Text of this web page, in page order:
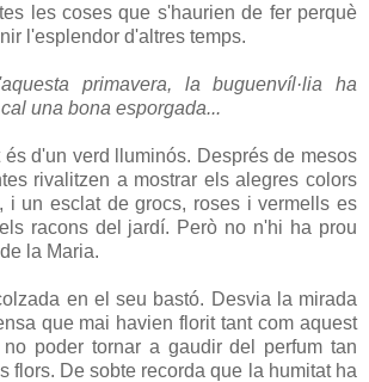
les coses que s'haurien de fer perquè
l'esplendor d'altres temps.
primavera, la buguenvíl·lia ha
una bona esporgada...
d'un verd lluminós. Després de mesos
rivalitzen a mostrar els alegres colors
i un esclat de grocs, roses i vermells es
racons del jardí. Però no n'hi ha prou
la Maria.
en el seu bastó. Desvia la mirada
que mai havien florit tant com aquest
poder tornar a gaudir del perfum tan
flors. De sobte recorda que la humitat ha